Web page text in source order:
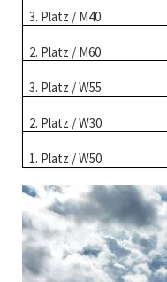
3. Platz / M40
2. Platz / M60
3. Platz / W55
2. Platz / W30
1. Platz / W50